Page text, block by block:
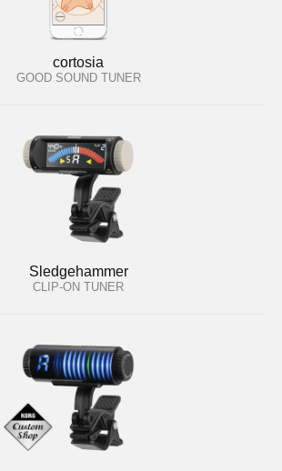
cortosia
GOOD SOUND TUNER
Sledgehammer
CLIP-ON TUNER